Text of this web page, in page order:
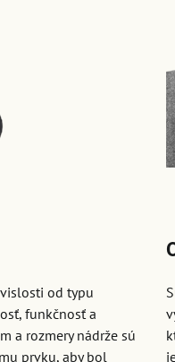
od typu
funkčnosť a
a rozmery nádrže sú
prvku, aby bol